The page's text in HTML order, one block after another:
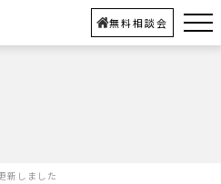
無料相談会
新しました